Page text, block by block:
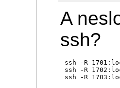
A
ssh?
ssh -R
ssh -R
ssh -R